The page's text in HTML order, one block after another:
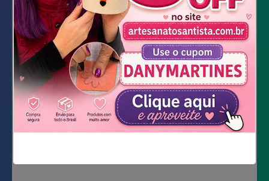
Tesoura
Fita de cetim
Baixar Moldes